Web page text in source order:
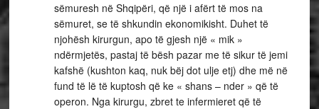
sëmuresh në Shqipëri, që një i afërt të mos na
sëmuret, se të shkundin ekonomikisht. Duhet të
njohësh kirurgun, apo të gjesh një « mik »
ndërmjetës, pastaj të bësh pazar me të sikur të jemi
kafshë (kushton kaq, nuk bëj dot ulje etj) dhe më në
fund të lë të kuptosh që ke « shans – nder » që të
operon. Nga kirurgu, zbret te infermieret që të